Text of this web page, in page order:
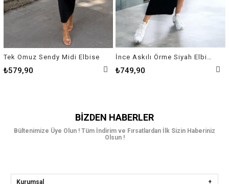
Tek Omuz Sendy Midi Elbise
₺579,90 ₺749,90
BIZDEN HABERLER
Bültenimize Üye Olun ! Tüm İndirim ve Fırsatlardan İlk Sizin Haberiniz
Olsun !
Kurumsal